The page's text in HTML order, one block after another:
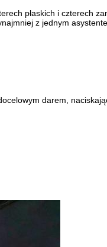
płaskich i czterech
z jednym
darem,